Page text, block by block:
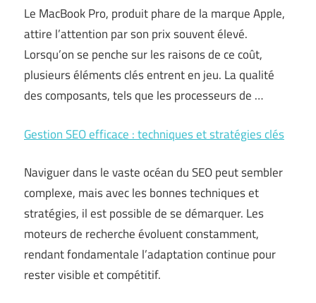
Le MacBook Pro, produit phare de la marque Apple,
attire l’attention par son prix souvent élevé.
Lorsqu’on se penche sur les raisons de ce coût,
plusieurs éléments clés entrent en jeu. La qualité
des composants, tels que les processeurs de …
Gestion SEO efficace : techniques et stratégies clés
Naviguer dans le vaste océan du SEO peut sembler
complexe, mais avec les bonnes techniques et
stratégies, il est possible de se démarquer. Les
moteurs de recherche évoluent constamment,
rendant fondamentale l’adaptation continue pour
rester visible et compétitif.